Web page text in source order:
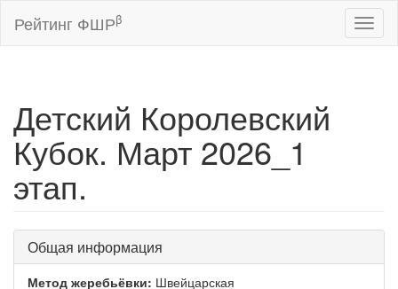
Рейтинг ФШРβ
Детский Королевский
Кубок. Март 2026_1
этап.
Общая информация
Метод жеребьёвки: Швейцарская